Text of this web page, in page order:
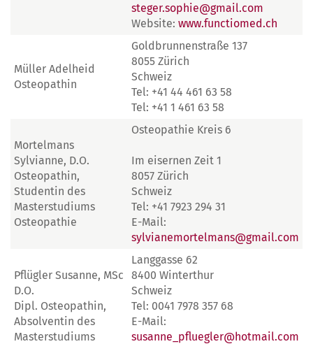
steger.sophie@gmail.com
Website: www.functiomed.ch
Müller Adelheid
Osteopathin
Goldbrunnenstraße 137
8055 Zürich
Schweiz
Tel: +41 44 461 63 58
Tel: +41 1 461 63 58
Mortelmans
Sylvianne, D.O.
Osteopathin,
Studentin des
Masterstudiums
Osteopathie
Osteopathie Kreis 6
Im eisernen Zeit 1
8057 Zürich
Schweiz
Tel: +41 7923 294 31
E-Mail:
sylvianemortelmans@gmail.com
Pflügler Susanne, MSc
D.O.
Dipl. Osteopathin,
Absolventin des
Masterstudiums
Langgasse 62
8400 Winterthur
Schweiz
Tel: 0041 7978 357 68
E-Mail:
susanne_pfluegler@hotmail.com